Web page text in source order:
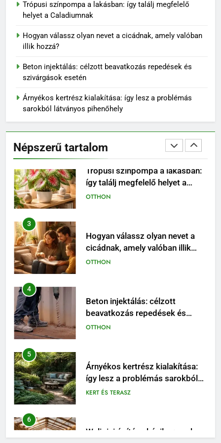
Trópusi színpompa a lakásban: így találj megfelelő
helyet a Caladiumnak
Hogyan válassz olyan nevet a cicádnak, amely valóban
illik hozzá?
Beton injektálás: célzott beavatkozás repedések és
szivárgások esetén
Árnyékos kertrész kialakítása: így lesz a problémás
sarokból látványos pihenőhely
Népszerű tartalom
így tervezz látványos, mégis
könnyen fenntartható udvart
KERT ÉS TERASZ
1
beszerezni a 2027-es naptárt?
2
így találj megfelelő helyet a
Caladiumnak
OTTHON
3
cicádnak, amely valóban illik
4
beavatkozás repedések és
5
így lesz a problémás sarokból
6
figyelj, mielőtt ásni kezdesz
7